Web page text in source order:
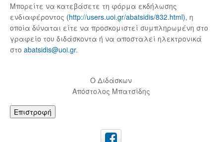
Μπορείτε να κατεβάσετε τη φόρμα εκδήλωσης
ενδιαφέροντος (http://users.uoi.gr/abatsidis/832.html), η
οποία δύναται είτε να προσκομιστεί συμπληρωμένη στο
γραφείο του διδάσκοντα ή να αποσταλεί ηλεκτρονικά
στο abatsidis@uoi.gr.
Ο Διδάσκων
Απόστολος Μπατσίδης
Επιστροφή